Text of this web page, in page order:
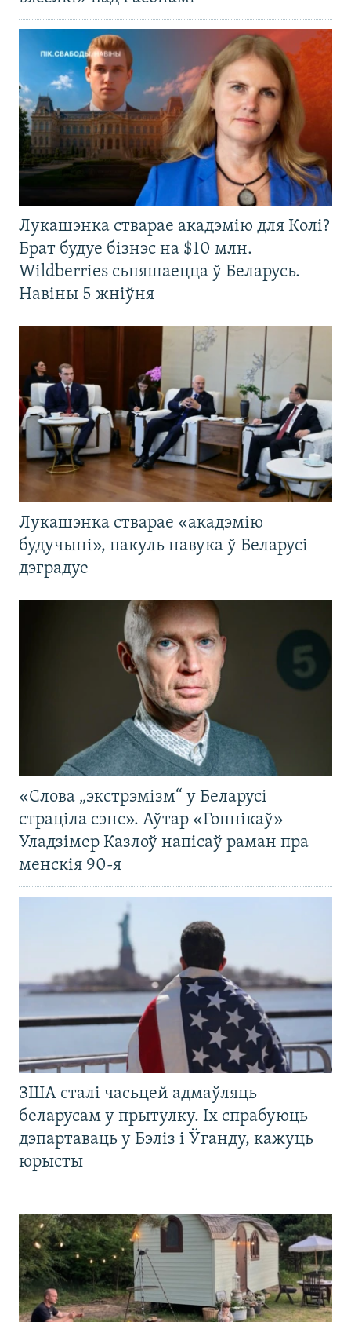
Лукашэнка стварае акадэмію для Колі?
Брат будуе бізнэс на $10 млн.
Wildberries сьпяшаецца ў Беларусь.
Навіны 5 жніўня
Лукашэнка стварае «акадэмію
будучыні», пакуль навука ў Беларусі
дэградуе
«Слова „экстрэмізм“ у Беларусі
страціла сэнс». Аўтар «Гопнікаў»
Уладзімер Казлоў напісаў раман пра
менскія 90-я
ЗША сталі часьцей адмаўляць
беларусам у прытулку. Іх спрабуюць
дэпартаваць у Бэліз і Ўганду, кажуць
юрысты